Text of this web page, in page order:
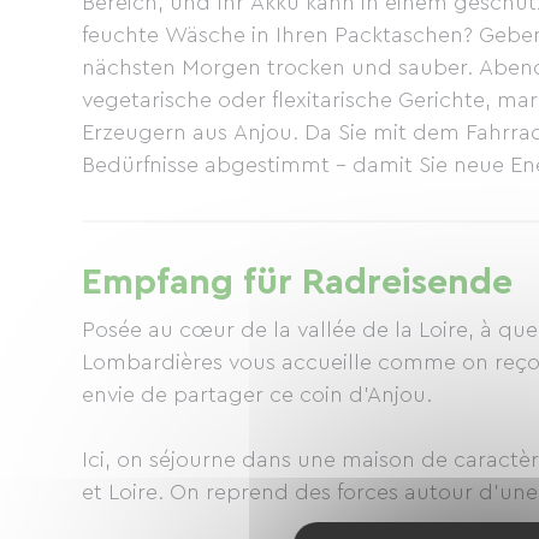
feuchte Wäsche in Ihren Packtaschen?
nächsten Morgen trocken und sauber.
vegetarische oder flexitarische Gerichte,
Erzeugern aus Anjou. Da Sie mit dem
Bedürfnisse abgestimmt – damit Sie neue
auf die Piste geht. Vier Schlafzimmer
für Gruppen bis zu zehn Personen möglich.
den sprießenden Frühlingsblumen oder
Empfang für Radreisende
Posée au cœur de la vallée de la Loire, à
Lombardières vous accueille comme on
envie de partager ce coin d'Anjou.
Ici, on séjourne dans une maison de
et Loire. On reprend des forces autour
végétarienne ou flexitarienne selon les